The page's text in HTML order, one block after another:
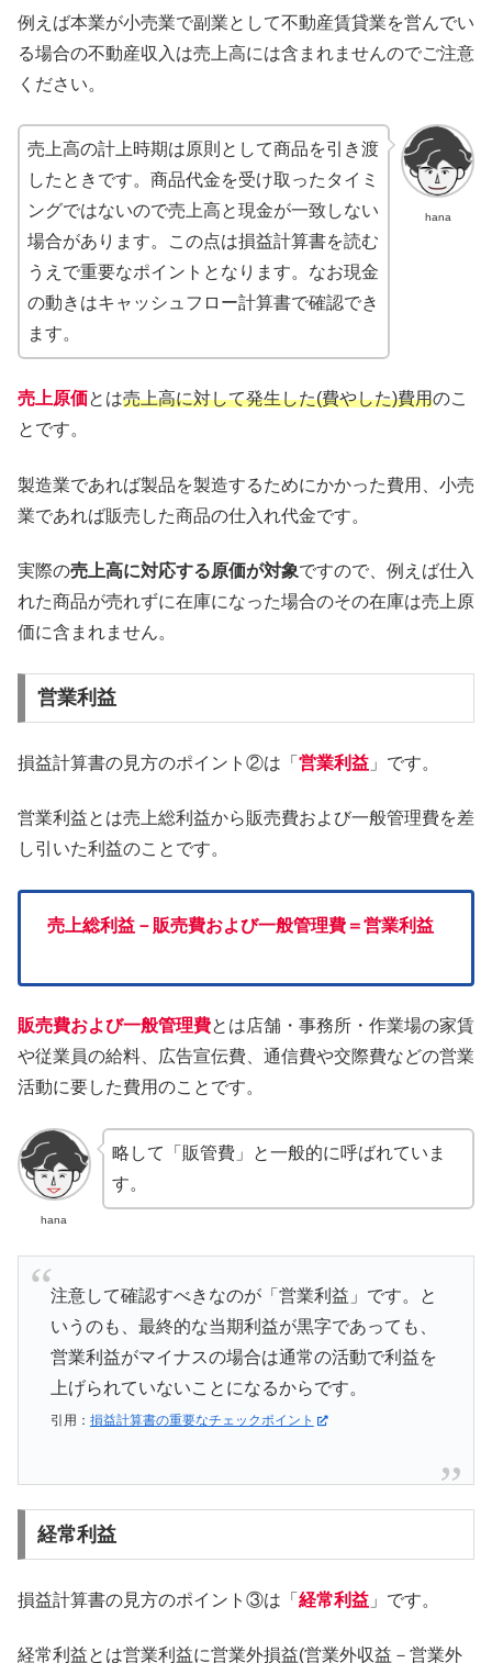
例えば本業が小売業で副業として不動産賃貸業を営んでい
る場合の不動産収入は売上高には含まれませんのでご注意
ください。
hana
売上高の計上時期は原則として商品を引き渡
したときです。商品代金を受け取ったタイミ
ングではないので売上高と現金が一致しない
場合があります。この点は損益計算書を読む
うえで重要なポイントとなります。なお現金
の動きはキャッシュフロー計算書で確認でき
ます。
売上原価とは売上高に対して発生した(費やした)費用のこ
とです。
製造業であれば製品を製造するためにかかった費用、小売
業であれば販売した商品の仕入れ代金です。
実際の売上高に対応する原価が対象ですので、例えば仕入
れた商品が売れずに在庫になった場合のその在庫は売上原
価に含まれません。
営業利益
損益計算書の見方のポイント②は「 営業利益 」です。
営業利益とは売上総利益から販売費および一般管理費を差
し引いた利益のことです。
売上総利益－販売費および一般管理費＝営業利益
販売費および一般管理費とは店舗・事務所・作業場の家賃
や従業員の給料、広告宣伝費、通信費や交際費などの営業
活動に要した費用のことです。
hana
略して「販管費」と一般的に呼ばれていま
す。
注意して確認すべきなのが「営業利益」です。と
いうのも、最終的な当期利益が黒字であっても、
営業利益がマイナスの場合は通常の活動で利益を
上げられていないことになるからです。
引用： 損益計算書の重要なチェックポイント
経常利益
損益計算書の見方のポイント③は「 経常利益 」です。
経常利益とは営業利益に営業外損益(営業外収益－営業外